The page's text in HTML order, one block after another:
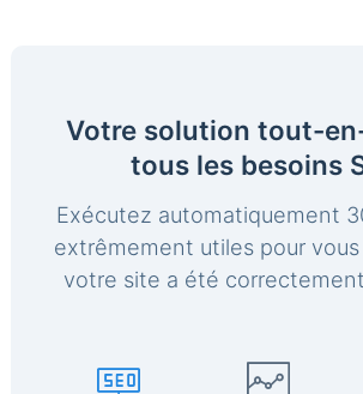
Votre solution tout-
tous les besoins
Exécutez automatiquement
extrêmement utiles pour vous
votre site a été